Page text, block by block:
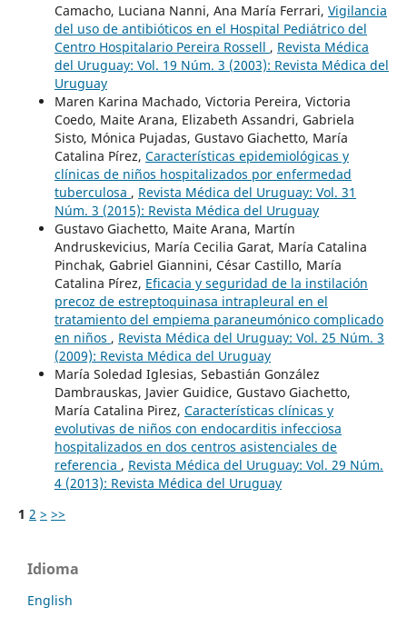
Camacho, Luciana Nanni, Ana María Ferrari, Vigilancia
del uso de antibióticos en el Hospital Pediátrico del
Centro Hospitalario Pereira Rossell , Revista Médica
del Uruguay: Vol. 19 Núm. 3 (2003): Revista Médica del
Uruguay
Maren Karina Machado, Victoria Pereira, Victoria
Coedo, Maite Arana, Elizabeth Assandri, Gabriela
Sisto, Mónica Pujadas, Gustavo Giachetto, María
Catalina Pírez, Características epidemiológicas y
clínicas de niños hospitalizados por enfermedad
tuberculosa , Revista Médica del Uruguay: Vol. 31
Núm. 3 (2015): Revista Médica del Uruguay
Gustavo Giachetto, Maite Arana, Martín
Andruskevicius, María Cecilia Garat, María Catalina
Pinchak, Gabriel Giannini, César Castillo, María
Catalina Pírez, Eficacia y seguridad de la instilación
precoz de estreptoquinasa intrapleural en el
tratamiento del empiema paraneumónico complicado
en niños , Revista Médica del Uruguay: Vol. 25 Núm. 3
(2009): Revista Médica del Uruguay
María Soledad Iglesias, Sebastián González
Dambrauskas, Javier Guidice, Gustavo Giachetto,
María Catalina Pirez, Características clínicas y
evolutivas de niños con endocarditis infecciosa
hospitalizados en dos centros asistenciales de
referencia , Revista Médica del Uruguay: Vol. 29 Núm.
4 (2013): Revista Médica del Uruguay
1 2 > >>
Idioma
English